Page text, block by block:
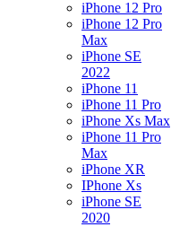
iPhone 12 Pro
iPhone 12 Pro
Max
iPhone SE
2022
iPhone 11
iPhone 11 Pro
iPhone Xs Max
iPhone 11 Pro
Max
iPhone XR
IPhone Xs
iPhone SE
2020